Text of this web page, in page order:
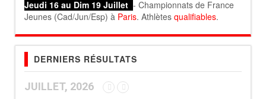
Jeudi 16 au Dim 19 Juillet - Championnats de France
Jeunes (Cad/Jun/Esp) à Paris. Athlètes qualifiables.
DERNIERS RÉSULTATS
JUILLET, 2026